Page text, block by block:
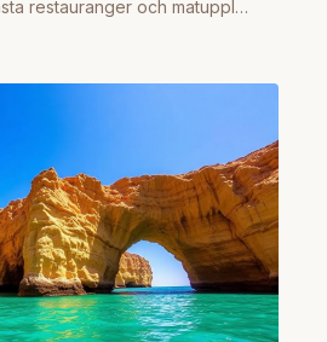
restauranger och matuppl…